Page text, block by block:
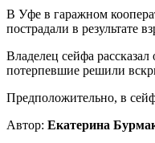
В Уфе в гаражном
пострадали в результате
Владелец сейфа
потерпевшие решили
Предположительно, в
Автор: Екатерина